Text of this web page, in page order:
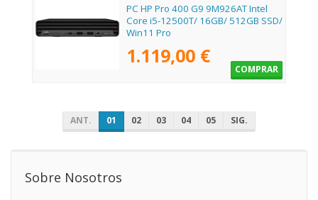
PC HP Pro 400 G9 9M926AT Intel
Core i5-12500T/ 16GB/ 512GB SSD/
Win11 Pro
1.119,00 €
COMPRAR
ANT. 01 02 03 04 05 SIG.
Sobre Nosotros